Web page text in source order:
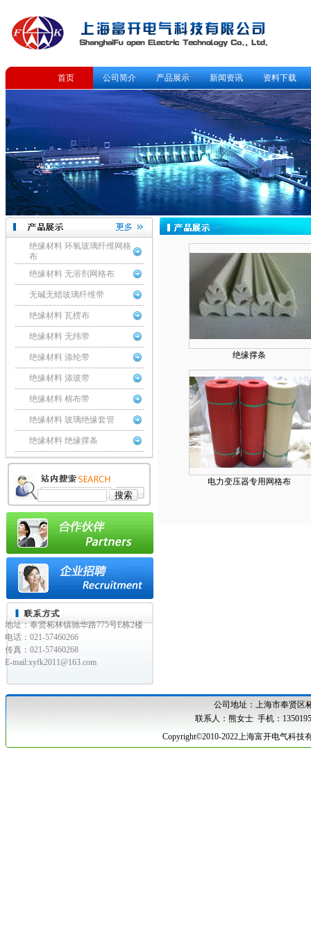
首页 公司简介 产品展示 新闻资讯 资料下载
绝缘材料 环氧玻璃纤维网格
布
绝缘材料 无溶剂网格布
无碱无蜡玻璃纤维带
绝缘材料 瓦楞布
绝缘材料 无纬带
绝缘材料 涤纶带
绝缘材料 涤玻带
绝缘材料 棉布带
绝缘材料 玻璃绝缘套管
绝缘材料 绝缘撑条
地址：奉贤柘林镇驰华路775号E栋2楼
电话：021-57460266
传真：021-57460268
E-mail:xyfk2011@163.com
绝缘撑条
电力变压器专用网格布
公司地址： 上海市奉贤区
联系人：熊女士 手机：
Copyright©2010-2022上海富开电气科技